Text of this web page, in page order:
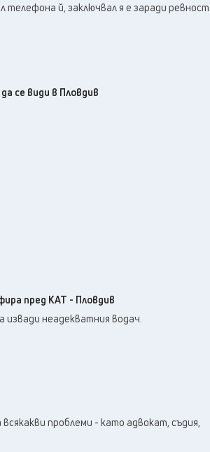
телефона й, заключвал я е заради ревност.
се види в Пловдив
пред КАТ - Пловдив
извади неадекватния водач.
проблеми - като адвокат, съдия,